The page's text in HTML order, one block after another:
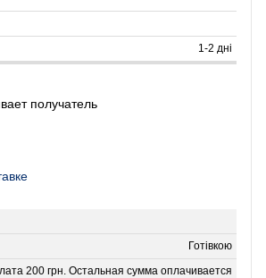
1-2 дні
получатель
Готівкою
200 грн. Остальная сумма оплачивается